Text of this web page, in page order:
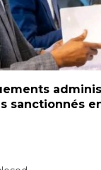
sanctionnés